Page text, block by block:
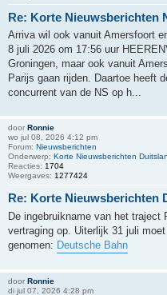
Re: Korte Nieuwsberichten
Arriva wil ook vanuit Amersfoort
8 juli 2026 om 17:56 uur
Groningen, maar ook vanuit
Parijs gaan rijden. Daartoe heeft
concurrent van de NS op h...
door Ronnie
wo jul 08, 2026 4:12 pm
Forum: Nieuwsberichten
Onderwerp: Korte Nieuwsberichten
Reacties: 1704
Weergaves: 1277424
Re: Korte Nieuwsberichten
De ingebruikname van het traject
vertraging op. Uiterlijk 31 juli
genomen: Deutsche Bahn
door Ronnie
di jul 07, 2026 4:28 pm